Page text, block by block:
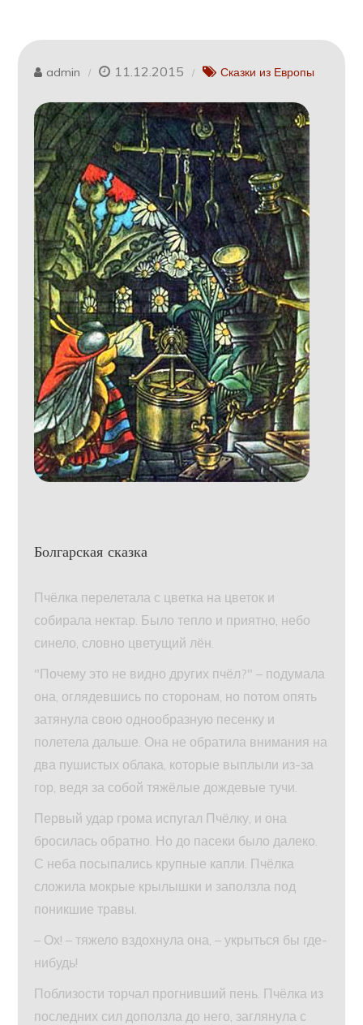
admin 11.12.2015 Сказки из Европы
Болгарская сказка
Пчёлка перелетала с цветка на цветок и
собирала нектар. Было тепло и приятно, небо
синело, словно цветущий лён.
"Почему это не видно других пчёл?" – подумала
она, оглядевшись по сторонам, но потом опять
затянула свою однообразную песенку и
полетела дальше. Она не обратила внимания на
два пушистых облака, которые выплыли из-за
гор, ведя за собой тяжёлые дождевые тучи.
Первый удар грома испугал Пчёлку, и она
бросилась обратно. Но до пасеки было далеко.
С неба посыпались крупные капли. Пчёлка
сложила мокрые крылышки и заползла под
поникшие травы.
– Ох! – тяжело вздохнула она, – укрыться бы где-
нибудь!
Поблизости торчал прогнивший пень. Пчёлка из
последних сил доползла до него, заглянула с